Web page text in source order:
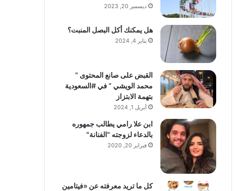
ديسمبر 20, 2023
هل يمكنك أكل البصل المنبت؟
يناير 4, 2024
القبض على صانع المحتوى ”
محمد الويشي ” في #السعودية
بتهمة الابتزاز
أبريل 1, 2024
ابن علا رامي يطالب جمهوره
بالدعاء لزوجته "الفنانة"
فبراير 20, 2020
كل ما تريد معرفته عن «فيتامين